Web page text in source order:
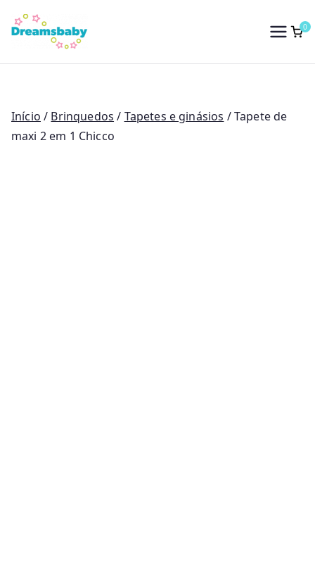
para
conteúdo
Dreams Baby
0
Início / Brinquedos / Tapetes e ginásios / Tapete de
maxi 2 em 1 Chicco